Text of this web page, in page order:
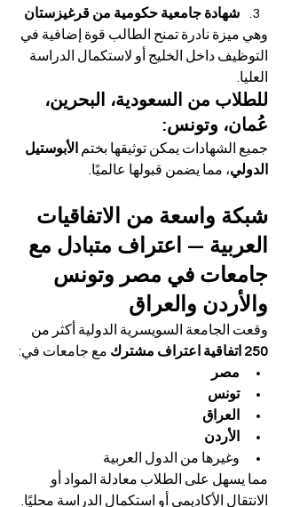
شهادة جامعية حكومية من قرغيزستان
وهي ميزة نادرة تمنح الطالب قوة إضافية في
التوظيف داخل الخليج أو لاستكمال الدراسة
العليا.
للطلاب من السعودية، البحرين،
عُمان، وتونس:
جميع الشهادات يمكن توثيقها بختم الأبوستيل
الدولي، مما يضمن قبولها عالميًا.
شبكة واسعة من الاتفاقيات
العربية — اعتراف متبادل مع
جامعات في مصر وتونس
والأردن والعراق
وقعت الجامعة السويسرية الدولية أكثر من
250 اتفاقية اعتراف مشترك
مع جامعات في:
مصر
تونس
العراق
الأردن
وغيرها من الدول العربية
مما يسهل على الطلاب معادلة المواد أو
الانتقال الأكاديمي أو استكمال الدراسة محليًا.